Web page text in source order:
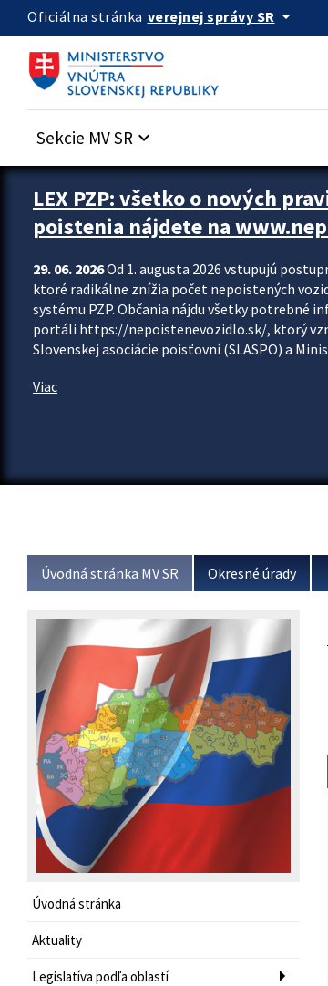
Preskocit na hlavný obsah
Oficiálna stránka verejnej správy SR arrow_drop_down
Sekcie MV SR keyboard_arrow_down
Zastavit automatický posun upútavok
LEX PZP: všetko o nových
poistenia nájdete na
29. 06. 2026Od 1. augusta 2026 vstupujú
ktoré radikálne znížia počet nepoistených
systému PZP. Občania nájdu všetky potrebné
portáli https://nepoistenevozidlo.sk/, ktorý
Slovenskej asociácie poisťovní (SLASPO) a
Viac
Úvodná stránka MV SR Okresné úrady
Úvodná stránka
Aktuality
Legislatíva podľa oblastí